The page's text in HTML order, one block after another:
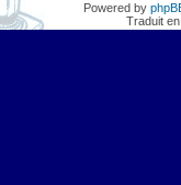
Powered by
Traduit